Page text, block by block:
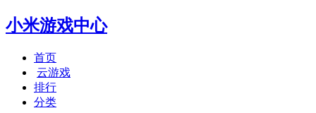
小米游戏中心
首页
云游戏
排行
分类